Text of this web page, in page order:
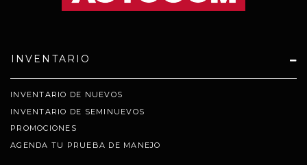
INVENTARIO
INVENTARIO DE NUEVOS
INVENTARIO DE SEMINUEVOS
PROMOCIONES
AGENDA TU PRUEBA DE MANEJO